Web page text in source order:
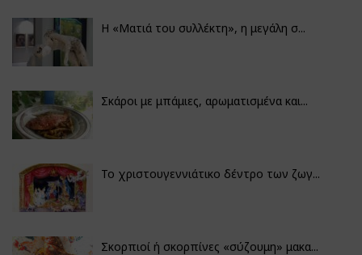
H «Ματιά του συλλέκτη», η μεγάλη σ...
Σκάροι με μπάμιες, αρωματισμένα και...
Το χριστουγεννιάτικο δέντρο των ζωγ...
Σκορπιοί ή σκορπίνες «σύζουμη» μακα...